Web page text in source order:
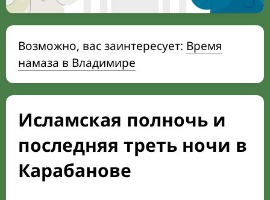
Возможно, вас заинтересует: Время
намаза в Владимире
Исламская полночь и
последняя треть ночи в
Карабанове